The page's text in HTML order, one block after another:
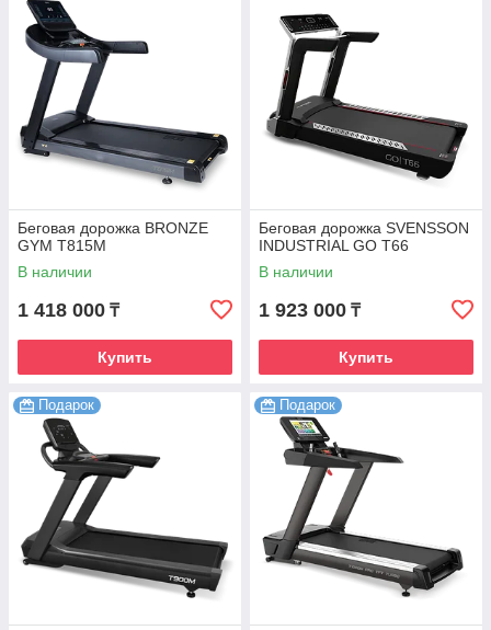
Беговая дорожка BRONZE
GYM T815M
В наличии
1 418 000 ₸
Купить
Беговая дорожка SVENSSON
INDUSTRIAL GO T66
В наличии
1 923 000 ₸
Купить
Подарок Подарок